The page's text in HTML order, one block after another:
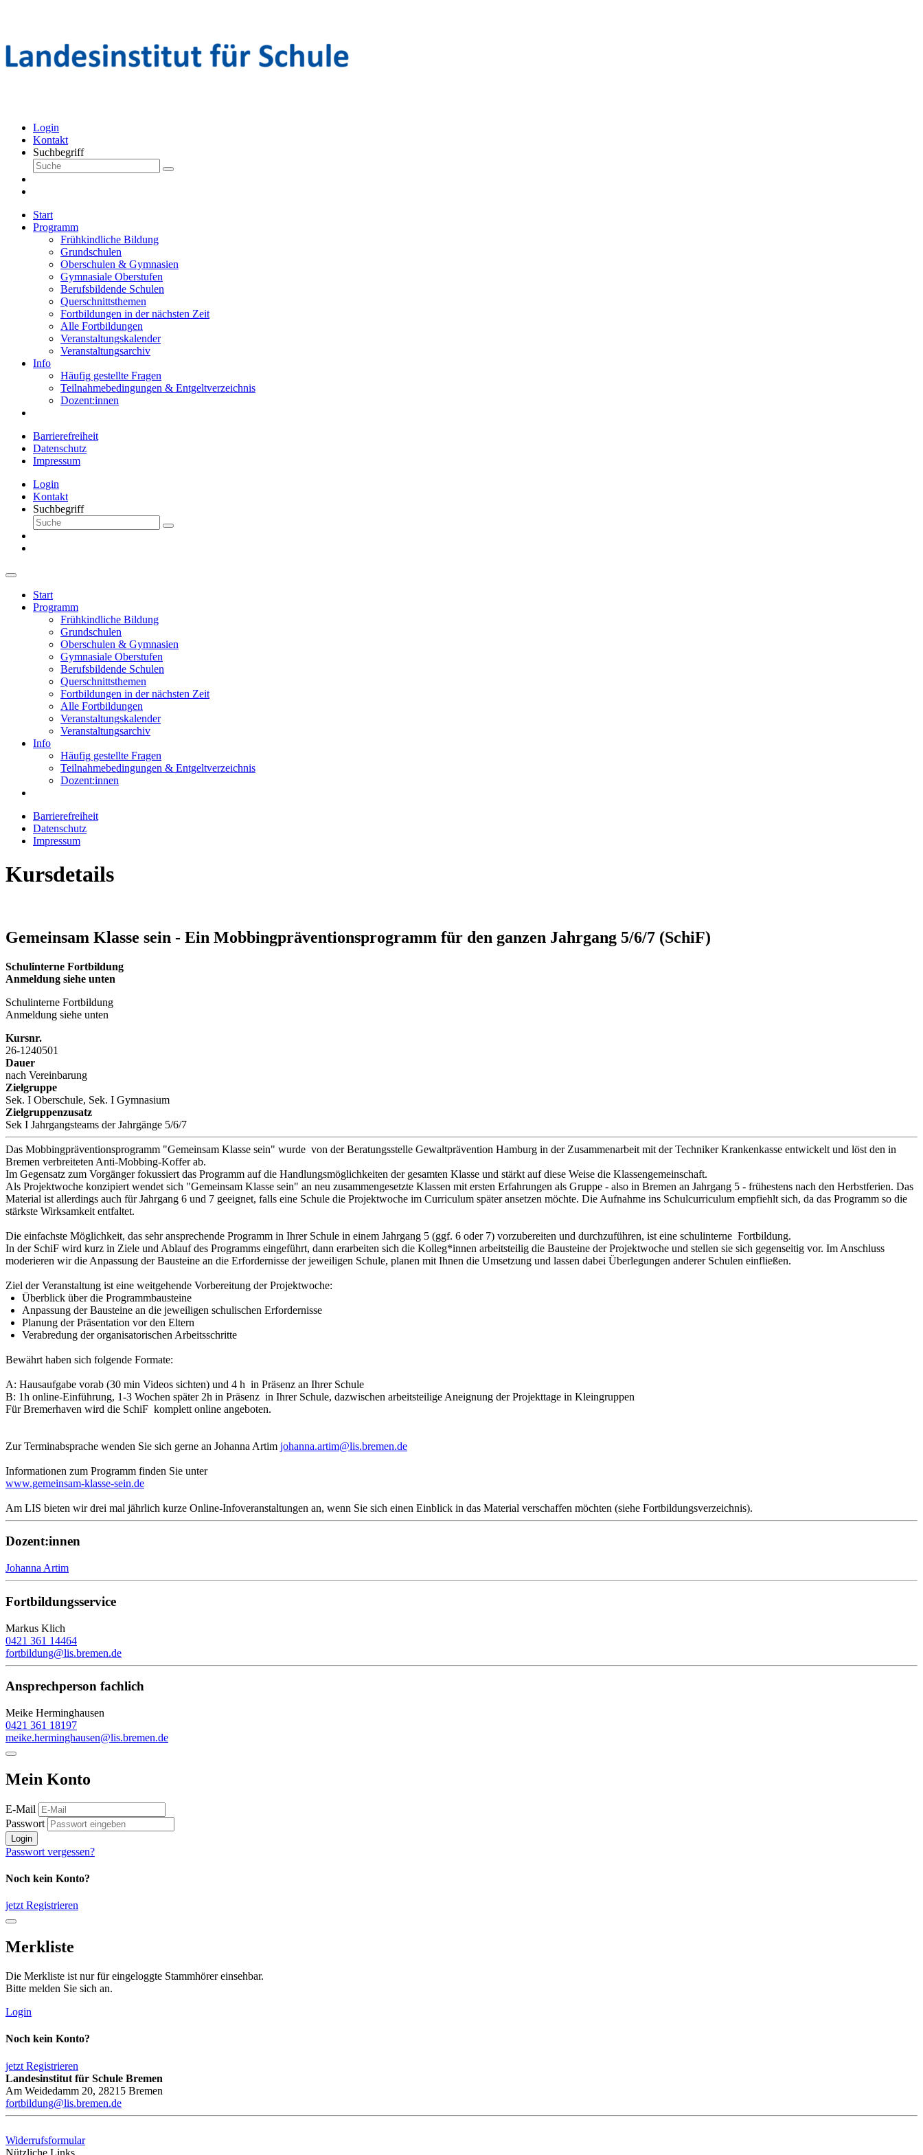
Login
Kontakt
Suchbegriff
Start
Programm
Frühkindliche Bildung
Grundschulen
Oberschulen & Gymnasien
Gymnasiale Oberstufen
Berufsbildende Schulen
Querschnittsthemen
Fortbildungen in der nächsten Zeit
Alle Fortbildungen
Veranstaltungskalender
Veranstaltungsarchiv
Info
Häufig gestellte Fragen
Teilnahmebedingungen & Entgeltverzeichnis
Dozent:innen
Barrierefreiheit
Datenschutz
Impressum
Login
Kontakt
Suchbegriff
Start
Programm
Frühkindliche Bildung
Grundschulen
Oberschulen & Gymnasien
Gymnasiale Oberstufen
Berufsbildende Schulen
Querschnittsthemen
Fortbildungen in der nächsten Zeit
Alle Fortbildungen
Veranstaltungskalender
Veranstaltungsarchiv
Info
Häufig gestellte Fragen
Teilnahmebedingungen & Entgeltverzeichnis
Dozent:innen
Barrierefreiheit
Datenschutz
Impressum
Kursdetails
Gemeinsam Klasse sein - Ein Mobbingpräventionsprogramm für den ganzen Jahrgang 5/6/7 (SchiF)
Schulinterne Fortbildung
Anmeldung siehe unten
Schulinterne Fortbildung
Anmeldung siehe unten
Kursnr.
26-1240501
Dauer
nach Vereinbarung
Zielgruppe
Sek. I Oberschule, Sek. I Gymnasium
Zielgruppenzusatz
Sek I Jahrgangsteams der Jahrgänge 5/6/7
Das Mobbingpräventionsprogramm "Gemeinsam Klasse sein" wurde von der Beratungsstelle Gewaltprävention Hamburg in der Zusammenarbeit mit der Techniker Krankenkasse entwickelt und löst den in
Bremen verbreiteten Anti-Mobbing-Koffer ab.
Im Gegensatz zum Vorgänger fokussiert das Programm auf die Handlungsmöglichkeiten der gesamten Klasse und stärkt auf diese Weise die Klassengemeinschaft.
Als Projektwoche konzipiert wendet sich "Gemeinsam Klasse sein" an neu zusammengesetzte Klassen mit ersten Erfahrungen als Gruppe - also in Bremen an Jahrgang 5 - frühestens nach den Herbstferien. Das
Material ist allerdings auch für Jahrgang 6 und 7 geeignet, falls eine Schule die Projektwoche im Curriculum später ansetzen möchte. Die Aufnahme ins Schulcurriculum empfiehlt sich, da das Programm so die
stärkste Wirksamkeit entfaltet.
Die einfachste Möglichkeit, das sehr ansprechende Programm in Ihrer Schule in einem Jahrgang 5 (ggf. 6 oder 7) vorzubereiten und durchzuführen, ist eine schulinterne Fortbildung.
In der SchiF wird kurz in Ziele und Ablauf des Programms eingeführt, dann erarbeiten sich die Kolleg*innen arbeitsteilig die Bausteine der Projektwoche und stellen sie sich gegenseitig vor. Im Anschluss
moderieren wir die Anpassung der Bausteine an die Erfordernisse der jeweiligen Schule, planen mit Ihnen die Umsetzung und lassen dabei Überlegungen anderer Schulen einfließen.
Ziel der Veranstaltung ist eine weitgehende Vorbereitung der Projektwoche:
Überblick über die Programmbausteine
Anpassung der Bausteine an die jeweiligen schulischen Erfordernisse
Planung der Präsentation vor den Eltern
Verabredung der organisatorischen Arbeitsschritte
Bewährt haben sich folgende Formate:
A: Hausaufgabe vorab (30 min Videos sichten) und 4 h in Präsenz an Ihrer Schule
B: 1h online-Einführung, 1-3 Wochen später 2h in Präsenz in Ihrer Schule, dazwischen arbeitsteilige Aneignung der Projekttage in Kleingruppen
Für Bremerhaven wird die SchiF komplett online angeboten.
Zur Terminabsprache wenden Sie sich gerne an Johanna Artim johanna.artim@lis.bremen.de
Informationen zum Programm finden Sie unter
www.gemeinsam-klasse-sein.de
Am LIS bieten wir drei mal jährlich kurze Online-Infoveranstaltungen an, wenn Sie sich einen Einblick in das Material verschaffen möchten (siehe Fortbildungsverzeichnis).
Dozent:innen
Johanna Artim
Fortbildungsservice
Markus Klich
0421 361 14464
fortbildung@lis.bremen.de
Ansprechperson fachlich
Meike Herminghausen
0421 361 18197
meike.herminghausen@lis.bremen.de
Mein Konto
E-Mail
Passwort
Login
Passwort vergessen?
Noch kein Konto?
jetzt Registrieren
Merkliste
Die Merkliste ist nur für eingeloggte Stammhörer einsehbar.
Bitte melden Sie sich an.
Login
Noch kein Konto?
jetzt Registrieren
Landesinstitut für Schule Bremen
Am Weidedamm 20, 28215 Bremen
fortbildung@lis.bremen.de
Widerrufsformular
Nützliche Links